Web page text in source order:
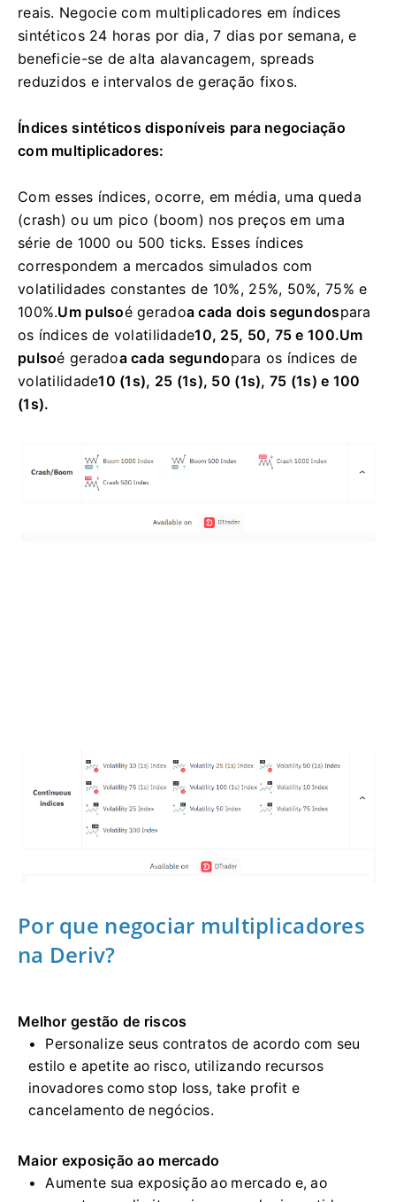
reais. Negocie com multiplicadores em índices
sintéticos 24 horas por dia, 7 dias por semana, e
beneficie-se de alta alavancagem, spreads
reduzidos e intervalos de geração fixos.
Índices sintéticos disponíveis para negociação
com multiplicadores:
Com esses índices, ocorre, em média, uma queda
(crash) ou um pico (boom) nos preços em uma
série de 1000 ou 500 ticks. Esses índices
correspondem a mercados simulados com
volatilidades constantes de 10%, 25%, 50%, 75% e
100%.Um pulsoé geradoa cada dois segundospara
os índices de volatilidade10, 25, 50, 75 e 100.Um
pulsoé geradoa cada segundopara os índices de
volatilidade10 (1s), 25 (1s), 50 (1s), 75 (1s) e 100
(1s).
Por que negociar multiplicadores
na Deriv?
Melhor gestão de riscos
Personalize seus contratos de acordo com seu
estilo e apetite ao risco, utilizando recursos
inovadores como stop loss, take profit e
cancelamento de negócios.
Maior exposição ao mercado
Aumente sua exposição ao mercado e, ao